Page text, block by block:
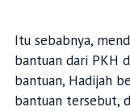
Itu sebabnya,
bantuan dari PKH
bantuan, Hadijah
bantuan tersebut,